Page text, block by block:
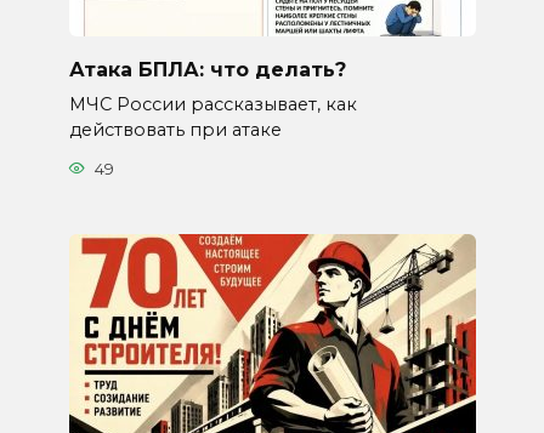
Атака БПЛА: что делать?
МЧС России рассказывает, как
действовать при атаке
49